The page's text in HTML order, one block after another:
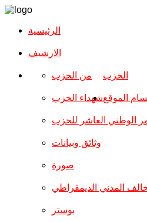
الرئيسية
الارشیف
الحزب من الحزب
شهداء الحزب
الوطني العاشر للحزب
وثائق وبيانات
الموقع
صورة
المدني الديمقراطي
بوستر